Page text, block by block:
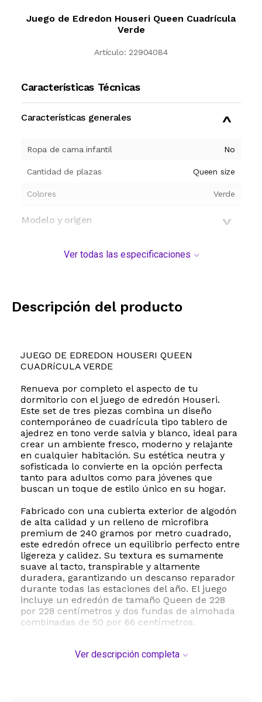
Juego de Edredon Houseri Queen Cuadrícula
Verde
Artículo: 22904084
Características Técnicas
Características generales
Ropa de cama infantil No
Cantidad de plazas Queen size
Colores Verde
Modelo y origen
Ver todas las especificaciones
Descripción del producto
JUEGO DE EDREDON HOUSERI QUEEN
CUADRíCULA VERDE
Renueva por completo el aspecto de tu
dormitorio con el juego de edredón Houseri.
Este set de tres piezas combina un diseño
contemporáneo de cuadrícula tipo tablero de
ajedrez en tono verde salvia y blanco, ideal para
crear un ambiente fresco, moderno y relajante
en cualquier habitación. Su estética neutra y
sofisticada lo convierte en la opción perfecta
tanto para adultos como para jóvenes que
buscan un toque de estilo único en su hogar.
Fabricado con una cubierta exterior de algodón
de alta calidad y un relleno de microfibra
premium de 240 gramos por metro cuadrado,
este edredón ofrece un equilibrio perfecto entre
ligereza y calidez. Su textura es sumamente
suave al tacto, transpirable y altamente
duradera, garantizando un descanso reparador
durante todas las estaciones del año. El juego
incluye un edredón de tamaño Queen de 228
por 228 centímetros y dos fundas de almohada
combinadas de 50 por 66 centímetros.
excepcional, este juego de cama destaca por su
Ver descripción completa